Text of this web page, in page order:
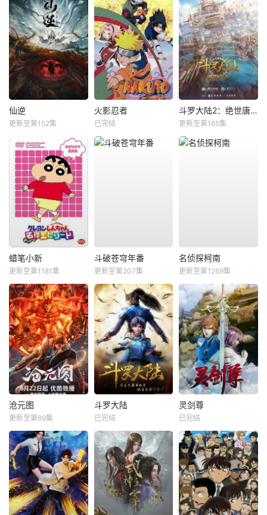
仙逆
更新至第152集
火影忍者
已完结
斗罗大陆2：绝世唐门
更新至第165集
蜡笔小新
更新至第1181集
斗破苍穹年番
更新至第207集
名侦探柯南
更新至第1269集
沧元图
更新至第89集
斗罗大陆
已完结
灵剑尊
已完结